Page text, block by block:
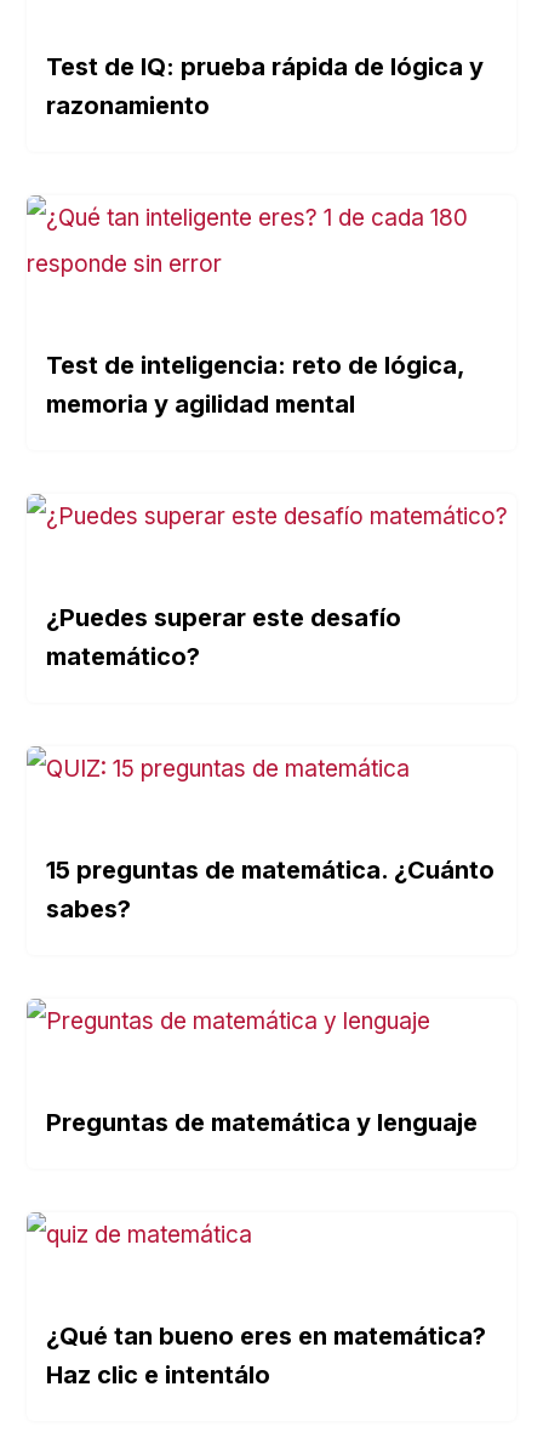
Test de IQ: prueba rápida de lógica y
razonamiento
Test de inteligencia: reto de lógica,
memoria y agilidad mental
¿Puedes superar este desafío
matemático?
15 preguntas de matemática. ¿Cuánto
sabes?
Preguntas de matemática y lenguaje
¿Qué tan bueno eres en matemática?
Haz clic e intentálo